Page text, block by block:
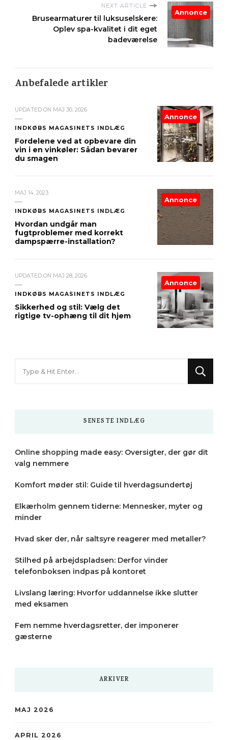
NEXT ARTICLE
Brusearmaturer til luksuselskere:
Oplev spa-kvalitet i dit eget
badeværelse
Annonce
Anbefalede artikler
UPDATED ON MAJ 30, 2026
INDKØBS MAGASINETS INDLÆG
Fordelene ved at opbevare din
vin i en vinkøler: Sådan bevarer
du smagen
Annonce
MAJ 14, 2023
INDKØBS MAGASINETS INDLÆG
Hvordan undgår man
fugtproblemer med korrekt
dampspærre-installation?
Annonce
UPDATED ON MAJ 28, 2026
INDKØBS MAGASINETS INDLÆG
Sikkerhed og stil: Vælg det
rigtige tv-ophæng til dit hjem
Annonce
SENESTE INDLÆG
Online shopping made easy: Oversigter, der gør dit
valg nemmere
Komfort møder stil: Guide til hverdagsundertøj
Elkærholm gennem tiderne: Mennesker, myter og
minder
Hvad sker der, når saltsyre reagerer med metaller?
Stilhed på arbejdspladsen: Derfor vinder
telefonboksen indpas på kontoret
Livslang læring: Hvorfor uddannelse ikke slutter
med eksamen
Fem nemme hverdagsretter, der imponerer
gæsterne
ARKIVER
MAJ 2026
APRIL 2026